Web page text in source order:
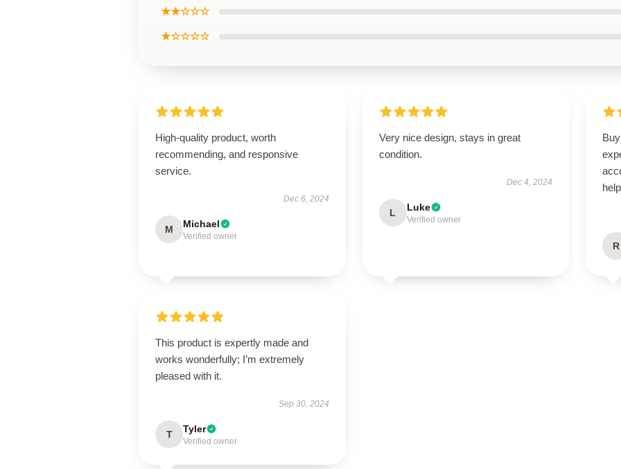
★★☆☆☆
★☆☆☆☆
High-quality product, worth
recommending, and responsive
service.
Dec 6, 2024
M Michael
Verified owner
Very nice design, stays in great
condition.
Dec 4, 2024
L Luke
Verified owner
R
This product is expertly made and
works wonderfully; I’m extremely
pleased with it.
Sep 30, 2024
T Tyler
Verified owner